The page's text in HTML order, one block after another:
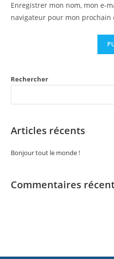
Enregistrer mon nom, mon e-
navigateur pour mon prochain
Rechercher
Articles récents
Bonjour tout le monde !
Commentaires